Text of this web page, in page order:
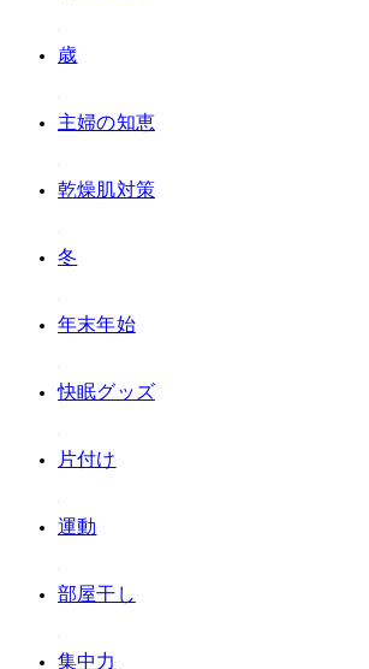
#3歳
#主婦の知恵
#乾燥肌対策
#冬
#年末年始
#快眠グッズ
#片付け
#運動
#部屋干し
#集中力